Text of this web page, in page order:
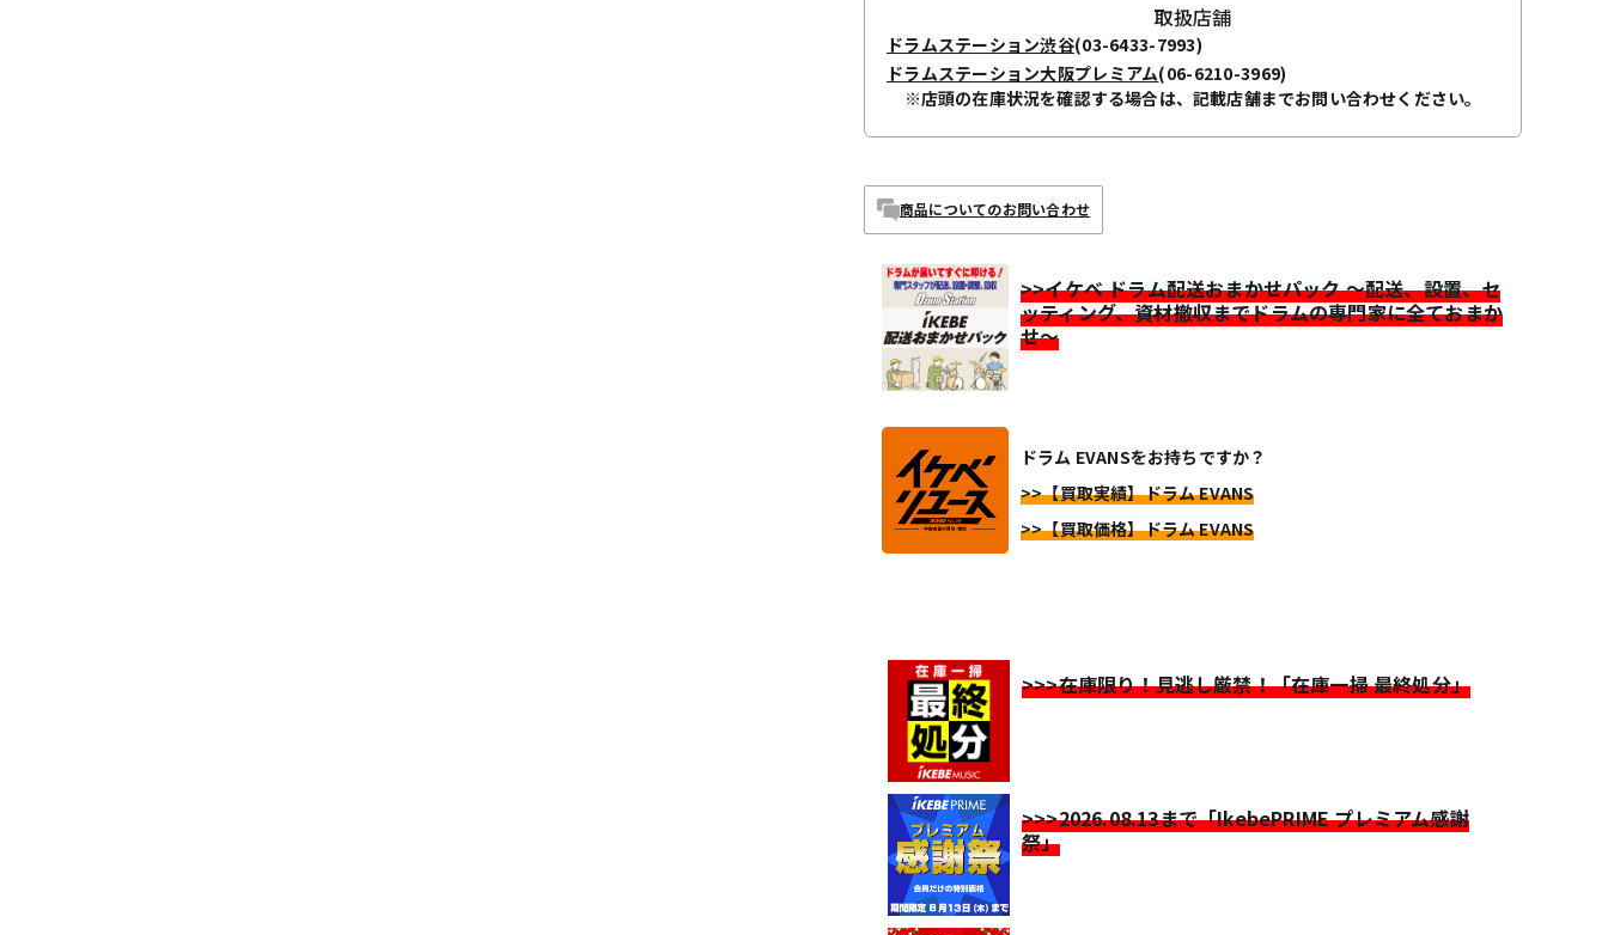
取扱店舗
ドラムステーション渋谷(03-6433-7993)
ドラムステーション大阪プレミアム(06-6210-3969)
※店頭の在庫状況を確認する場合は、記載店舗までお問い合わせください。
商品についてのお問い合わせ
>>イケベ ドラム配送おまかせパック ～配送、設置、セ
ッティング、資材撤収までドラムの専門家に全ておまか
せ～
ドラム EVANSをお持ちですか？
>>【買取実績】ドラム EVANS
>>【買取価格】ドラム EVANS
>>>在庫限り！見逃し厳禁！「在庫一掃 最終処分」
>>>2026.08.13まで「IkebePRIME プレミアム感謝
祭」